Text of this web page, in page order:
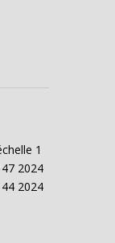
1
47 2024
44 2024